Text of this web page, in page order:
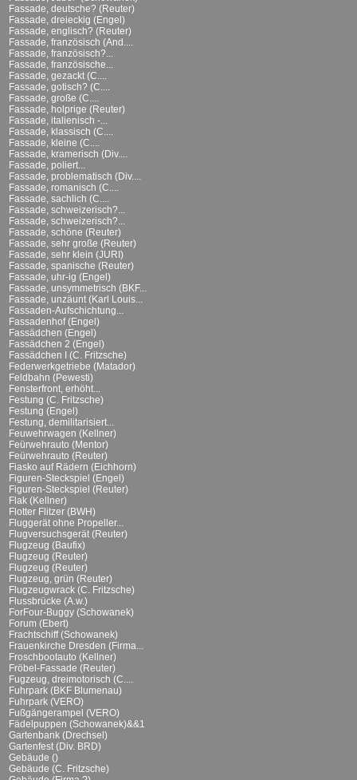
Fassade, deutsche? (Reuter)
Fassade, dreieckig (Engel)
Fassade, englisch? (Reuter)
Fassade, französisch (And....
Fassade, französisch?...
Fassade, französische...
Fassade, gezackt (C....
Fassade, gotisch? (C....
Fassade, große (C....
Fassade, holprige (Reuter)
Fassade, italienisch -...
Fassade, klassisch (C....
Fassade, kleine (C....
Fassade, kramerisch (Div....
Fassade, poliert...
Fassade, problematisch (Div....
Fassade, romanisch (C....
Fassade, sachlich (C....
Fassade, schweizerisch?...
Fassade, schweizerisch?...
Fassade, schöne (Reuter)
Fassade, sehr große (Reuter)
Fassade, sehr klein (JURI)
Fassade, spanische (Reuter)
Fassade, uhr-ig (Engel)
Fassade, unsymmetrisch (BKF...
Fassade, unzäunt (Karl Louis...
Fassaden-Aufschichtung...
Fassadenhof (Engel)
Fassädchen (Engel)
Fassädchen 2 (Engel)
Fassädchen I (C. Fritzsche)
Federwerkgetriebe (Matador)
Feldbahn (Pewesti)
Fensterfront, erhöht...
Festung (C. Fritzsche)
Festung (Engel)
Festung, demilitarisiert...
Feuwehrwagen (Kellner)
Feürwehrauto (Mentor)
Feürwehrauto (Reuter)
Fiasko auf Rädern (Eichhorn)
Figuren-Steckspiel (Engel)
Figuren-Steckspiel (Reuter)
Flak (Kellner)
Flotter Flitzer (BWH)
Fluggerät ohne Propeller...
Flugversuchsgerät (Reuter)
Flugzeug (Baufix)
Flugzeug (Reuter)
Flugzeug (Reuter)
Flugzeug, grün (Reuter)
Flugzeugwrack (C. Fritzsche)
Flussbrücke (A.w.)
ForFour-Buggy (Schowanek)
Forum (Ebert)
Frachtschiff (Schowanek)
Frauenkirche Dresden (Firma...
Froschbootauto (Kellner)
Fröbel-Fassade (Reuter)
Fugzeug, dreimotorisch (C....
Fuhrpark (BKF Blumenau)
Fuhrpark (VERO)
Fußgängerampel (VERO)
Fädelpuppen (Schowanek)&&1
Gartenbank (Drechsel)
Gartenfest (Div. BRD)
Gebäude ()
Gebäude (C. Fritzsche)